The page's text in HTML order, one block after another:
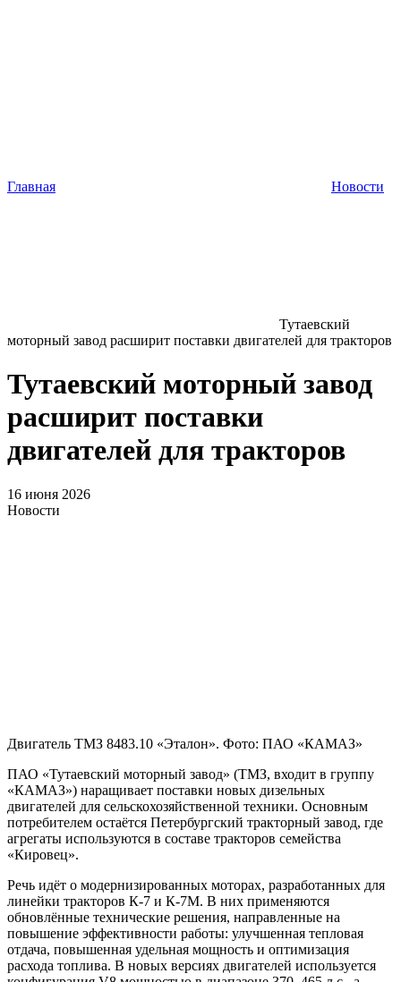
Главная Новости
Тутаевский
моторный завод расширит поставки двигателей для тракторов
Тутаевский моторный завод
расширит поставки
двигателей для тракторов
16 июня 2026
Новости
Двигатель ТМЗ 8483.10 «Эталон». Фото: ПАО «КАМАЗ»
ПАО «Тутаевский моторный завод» (ТМЗ, входит в группу
«КАМАЗ») наращивает поставки новых дизельных
двигателей для сельскохозяйственной техники. Основным
потребителем остаётся Петербургский тракторный завод, где
агрегаты используются в составе тракторов семейства
«Кировец».
Речь идёт о модернизированных моторах, разработанных для
линейки тракторов К-7 и К-7М. В них применяются
обновлённые технические решения, направленные на
повышение эффективности работы: улучшенная тепловая
отдача, повышенная удельная мощность и оптимизация
расхода топлива. В новых версиях двигателей используется